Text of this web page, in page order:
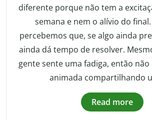
diferente porque não tem a
semana e nem o alívio do
percebemos que, se algo ainda
ainda dá tempo de resolver.
gente sente uma fadiga, então
animada compartilhando
Read more